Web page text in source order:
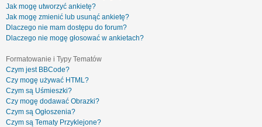
Jak mogę utworzyć ankietę?
Jak mogę zmienić lub usunąć ankietę?
Dlaczego nie mam dostępu do forum?
Dlaczego nie mogę głosować w ankietach?
Formatowanie i Typy Tematów
Czym jest BBCode?
Czy mogę używać HTML?
Czym są Uśmieszki?
Czy mogę dodawać Obrazki?
Czym są Ogłoszenia?
Czym są Tematy Przyklejone?